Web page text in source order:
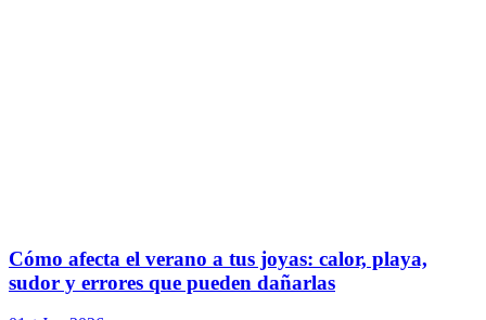
Cómo afecta el verano a tus joyas: calor, playa,
sudor y errores que pueden dañarlas